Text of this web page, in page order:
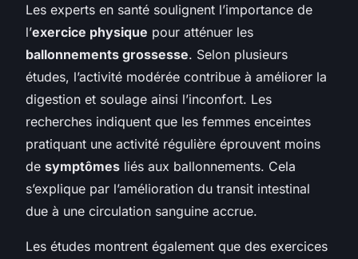
Les experts en santé soulignent l’importance de
l’exercice physique pour atténuer les
ballonnements grossesse. Selon plusieurs
études, l’activité modérée contribue à améliorer la
digestion et soulage ainsi l’inconfort. Les
recherches indiquent que les femmes enceintes
pratiquant une activité régulière éprouvent moins
de symptômes liés aux ballonnements. Cela
s’explique par l’amélioration du transit intestinal
due à une circulation sanguine accrue.
Les études montrent également que des exercices